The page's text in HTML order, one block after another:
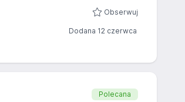
Obserwuj
Dodana 12 czerwca
Polecana